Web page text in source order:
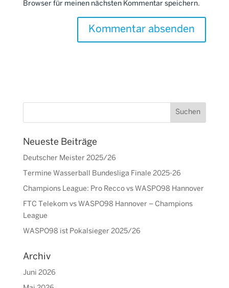
Browser für meinen nächsten Kommentar speichern.
Neueste Beiträge
Deutscher Meister 2025/26
Termine Wasserball Bundesliga Finale 2025-26
Champions League: Pro Recco vs WASPO98 Hannover
FTC Telekom vs WASPO98 Hannover – Champions
League
WASPO98 ist Pokalsieger 2025/26
Archiv
Juni 2026